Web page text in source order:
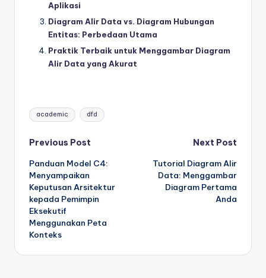
Aplikasi
Diagram Alir Data vs. Diagram Hubungan
Entitas: Perbedaan Utama
Praktik Terbaik untuk Menggambar Diagram
Alir Data yang Akurat
Tags:
academic dfd
Post
navigation
Previous Post
Panduan Model C4:
Menyampaikan
Keputusan Arsitektur
kepada Pemimpin
Eksekutif
Menggunakan Peta
Konteks
Next Post
Tutorial Diagram Alir
Data: Menggambar
Diagram Pertama
Anda